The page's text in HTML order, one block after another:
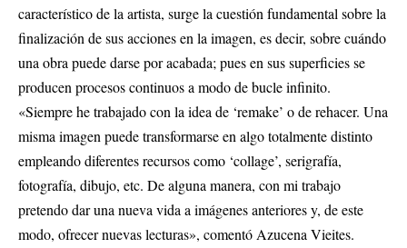
característico de la artista, surge la cuestión fundamental sobre la
finalización de sus acciones en la imagen, es decir, sobre cuándo
una obra puede darse por acabada; pues en sus superficies se
producen procesos continuos a modo de bucle infinito.
«Siempre he trabajado con la idea de ‘remake’ o de rehacer. Una
misma imagen puede transformarse en algo totalmente distinto
empleando diferentes recursos como ‘collage’, serigrafía,
fotografía, dibujo, etc. De alguna manera, con mi trabajo
pretendo dar una nueva vida a imágenes anteriores y, de este
modo, ofrecer nuevas lecturas», comentó Azucena Vieites.